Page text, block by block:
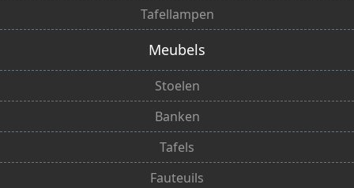
Tafellampen
Meubels
Stoelen
Banken
Tafels
Fauteuils